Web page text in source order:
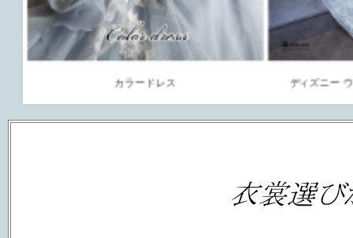
カラードレス ディズニー